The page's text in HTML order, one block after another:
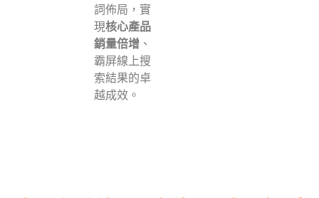
詞佈局，實
現核心產品
銷量倍增 、
霸屏線上搜
索結果的卓
越成效。